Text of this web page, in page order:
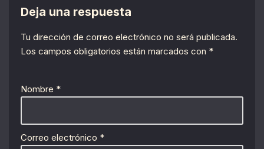
Deja una respuesta
Tu dirección de correo electrónico no será publicada.
Los campos obligatorios están marcados con *
Nombre *
Correo electrónico *